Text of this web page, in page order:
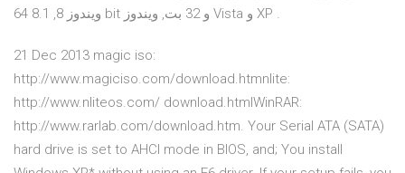
ويندوز 8, 8.1 64 bit و 32 بت, ويندوز Vista و XP .
21 Dec 2013 magic iso:
http://www.magiciso.com/download.htmnlite:
http://www.nliteos.com/ download.htmlWinRAR:
http://www.rarlab.com/download.htm. Your Serial ATA (SATA)
hard drive is set to AHCI mode in BIOS, and; You install